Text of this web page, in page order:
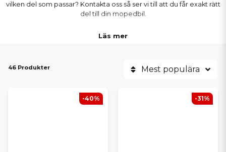
vilken del som passar? Kontakta oss så ser vi till att du får exakt rätt
del till din mopedbil.
Läs mer
46 Produkter Mest populära
-40% -31%